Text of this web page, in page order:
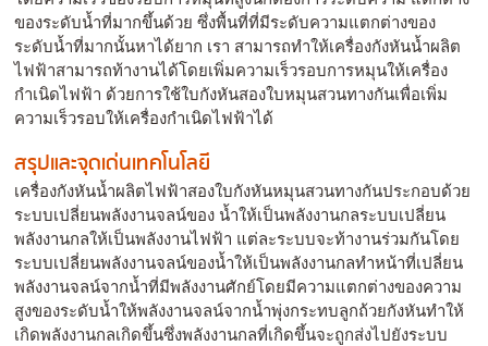
ของระดับน้ำที่มากขึ้นด้วย ซึ่งพื้นที่ที่มีระดับความแตกต่างของ
ระดับน้ำที่มากนั้นหาได้ยาก เรา สามารถทำให้เครื่องกังหันน้ำผลิต
ไฟฟ้าสามารถท้างานได้โดยเพิ่มความเร็วรอบการหมุนให้เครื่อง
กำเนิดไฟฟ้า ด้วยการใช้ใบกังหันสองใบหมุนสวนทางกันเพื่อเพิ่ม
ความเร็วรอบให้เครื่องกำเนิดไฟฟ้าได้
สรุปและจุดเด่นเทคโนโลยี
เครื่องกังหันน้ำผลิตไฟฟ้าสองใบกังหันหมุนสวนทางกันประกอบด้วย
ระบบเปลี่ยนพลังงานจลน์ของ น้ำให้เป็นพลังงานกลระบบเปลี่ยน
พลังงานกลให้เป็นพลังงานไฟฟ้า แต่ละระบบจะท้างานร่วมกันโดย
ระบบเปลี่ยนพลังงานจลน์ของน้ำให้เป็นพลังงานกลทำหน้าที่เปลี่ยน
พลังงานจลน์จากน้ำที่มีพลังงานศักย์โดยมีความแตกต่างของความ
สูงของระดับน้ำให้พลังงานจลน์จากน้ำพุ่งกระทบลูกถ้วยกังหันทำให้
เกิดพลังงานกลเกิดขึ้นซึ่งพลังงานกลที่เกิดขึ้นจะถูกส่งไปยังระบบ